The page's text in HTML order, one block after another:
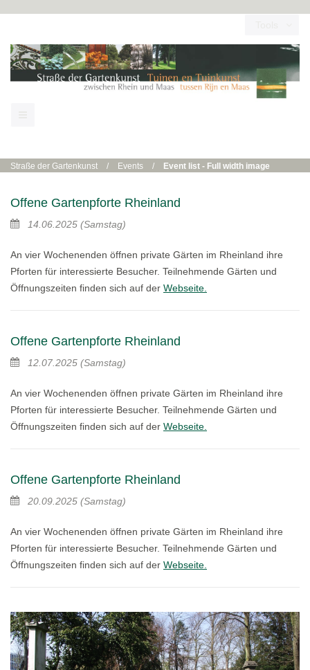
Straße der Gartenkunst / Events / Event list - Full width image
Offene Gartenpforte Rheinland
14.06.2025 (Samstag)
An vier Wochenenden öffnen private Gärten im Rheinland ihre
Pforten für interessierte Besucher. Teilnehmende Gärten und
Öffnungszeiten finden sich auf der Webseite.
Offene Gartenpforte Rheinland
12.07.2025 (Samstag)
An vier Wochenenden öffnen private Gärten im Rheinland ihre
Pforten für interessierte Besucher. Teilnehmende Gärten und
Öffnungszeiten finden sich auf der Webseite.
Offene Gartenpforte Rheinland
20.09.2025 (Samstag)
An vier Wochenenden öffnen private Gärten im Rheinland ihre
Pforten für interessierte Besucher. Teilnehmende Gärten und
Öffnungszeiten finden sich auf der Webseite.